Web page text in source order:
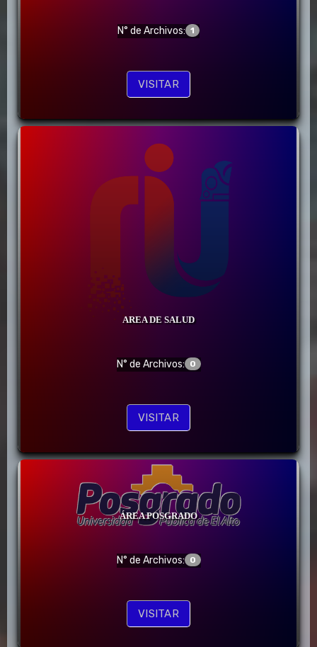
N° de Archivos: 1
VISITAR
AREA DE SALUD
N° de Archivos: 0
VISITAR
ÁREA POSGRADO
N° de Archivos: 0
VISITAR